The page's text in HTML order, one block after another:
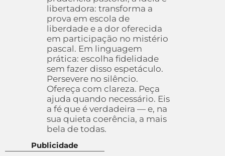
libertadora: transforma a
prova em escola de
liberdade e a dor oferecida
em participação no mistério
pascal. Em linguagem
prática: escolha fidelidade
sem fazer disso espetáculo.
Persevere no silêncio.
Ofereça com clareza. Peça
ajuda quando necessário. Eis
a fé que é verdadeira — e, na
sua quieta coerência, a mais
bela de todas.
Publicidade